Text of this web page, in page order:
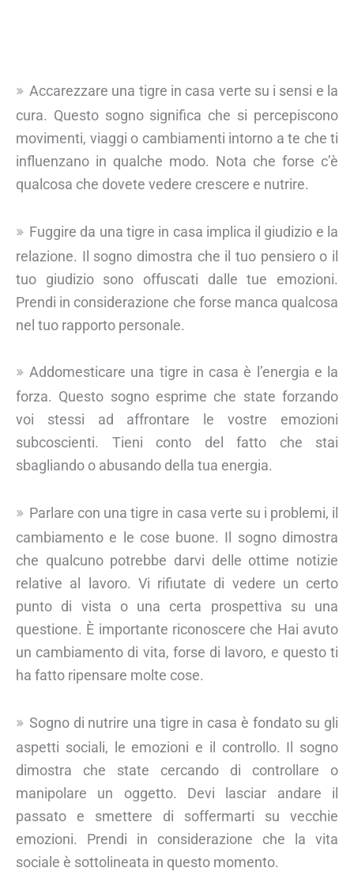
Accarezzare una tigre in casa verte su i sensi e la
cura. Questo sogno significa che si percepiscono
movimenti, viaggi o cambiamenti intorno a te che ti
influenzano in qualche modo. Nota che forse c’è
qualcosa che dovete vedere crescere e nutrire.
Fuggire da una tigre in casa implica il giudizio e la
relazione. Il sogno dimostra che il tuo pensiero o il
tuo giudizio sono offuscati dalle tue emozioni.
Prendi in considerazione che forse manca qualcosa
nel tuo rapporto personale.
Addomesticare una tigre in casa è l’energia e la
forza. Questo sogno esprime che state forzando
voi stessi ad affrontare le vostre emozioni
subcoscienti. Tieni conto del fatto che stai
sbagliando o abusando della tua energia.
Parlare con una tigre in casa verte su i problemi, il
cambiamento e le cose buone. Il sogno dimostra
che qualcuno potrebbe darvi delle ottime notizie
relative al lavoro. Vi rifiutate di vedere un certo
punto di vista o una certa prospettiva su una
questione. È importante riconoscere che Hai avuto
un cambiamento di vita, forse di lavoro, e questo ti
ha fatto ripensare molte cose.
Sogno di nutrire una tigre in casa è fondato su gli
aspetti sociali, le emozioni e il controllo. Il sogno
dimostra che state cercando di controllare o
manipolare un oggetto. Devi lasciar andare il
passato e smettere di soffermarti su vecchie
emozioni. Prendi in considerazione che la vita
sociale è sottolineata in questo momento.